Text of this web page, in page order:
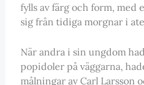
fylls av färg och form, med
sig från tidiga morgnar i
När andra i sin ungdom
popidoler på väggarna,
målningar av Carl Larsson